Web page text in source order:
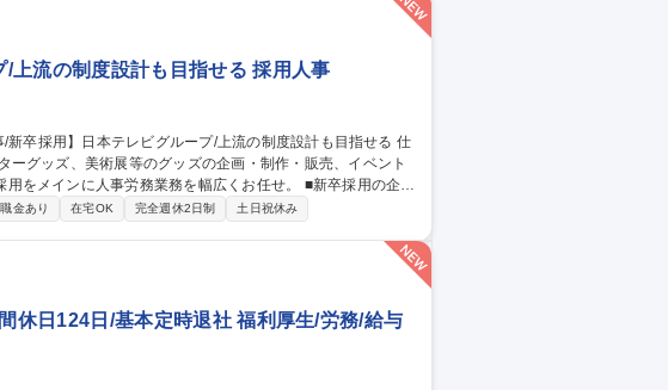
/上流の制度設計も目指せる 採用人事
グッズ、美術展等のグッズの企画・制作・販売、イベント
ンに人事労務業務を幅広くお任せ。 ■新卒採用の企
ーンシップ企画等） ※社内の他部署を巻き込んで、メイン担
織も拡大中。それに伴い組織としても安定かつ成長できる組織
。 募集職種 【人事/新卒採用】日本テ
金あり 在宅OK 完全週休2日制 土日祝休み
休日124日/基本定時退社 福利厚生/労務/給与